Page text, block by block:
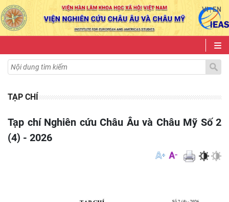
VI|EN
TẠP CHÍ
Tạp chí Nghiên cứu Châu Âu và Châu Mỹ Số 2
(4) - 2026